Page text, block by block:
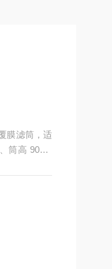
膜滤筒，适
筒高 900m